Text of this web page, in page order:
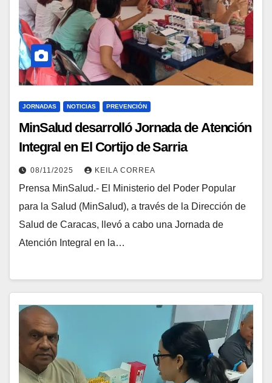
JORNADAS NOTICIAS PREVENCIÓN
MinSalud desarrolló Jornada de Atención
Integral en El Cortijo de Sarria
08/11/2025 KEILA CORREA
Prensa MinSalud.- El Ministerio del Poder Popular
para la Salud (MinSalud), a través de la Dirección de
Salud de Caracas, llevó a cabo una Jornada de
Atención Integral en la…